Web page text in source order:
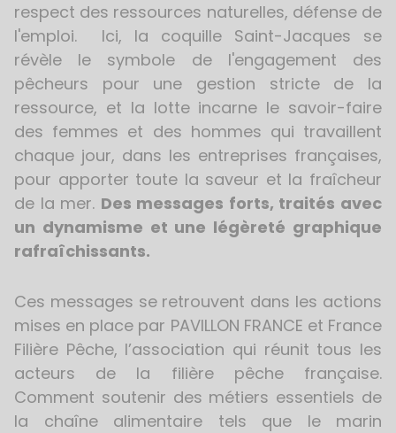
respect des ressources naturelles, défense de
l'emploi. Ici, la coquille Saint-Jacques se
révèle le symbole de l'engagement des
pêcheurs pour une gestion stricte de la
ressource, et la lotte incarne le savoir-faire
des femmes et des hommes qui travaillent
chaque jour, dans les entreprises françaises,
pour apporter toute la saveur et la fraîcheur
de la mer. Des messages forts, traités avec
un dynamisme et une légèreté graphique
rafraîchissants.
Ces messages se retrouvent dans les actions
mises en place par PAVILLON FRANCE et France
Filière Pêche, l’association qui réunit tous les
acteurs de la filière pêche française.
Comment soutenir des métiers essentiels de
la chaîne alimentaire tels que le marin